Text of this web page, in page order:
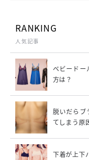
RANKING
人気記事
ベビードー
方は？
脱いだらブ
てしまう原
下着が上下